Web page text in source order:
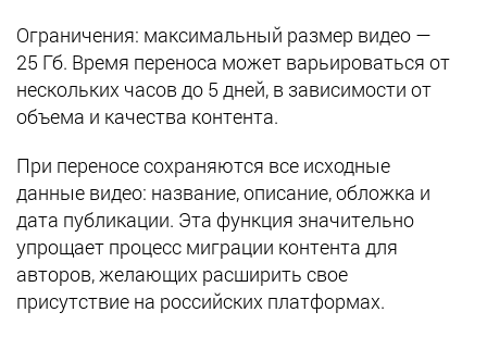
Ограничения: максимальный размер видео —
25 Гб. Время переноса может варьироваться от
нескольких часов до 5 дней, в зависимости от
объема и качества контента.
При переносе сохраняются все исходные
данные видео: название, описание, обложка и
дата публикации. Эта функция значительно
упрощает процесс миграции контента для
авторов, желающих расширить свое
присутствие на российских платформах.